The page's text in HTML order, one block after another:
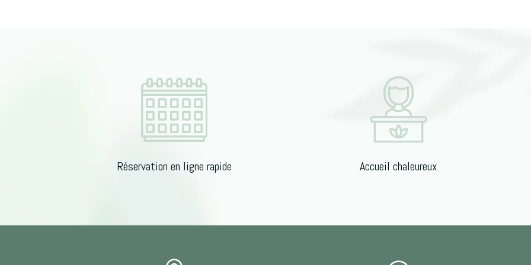
Réservation en ligne rapide Accueil chaleureux